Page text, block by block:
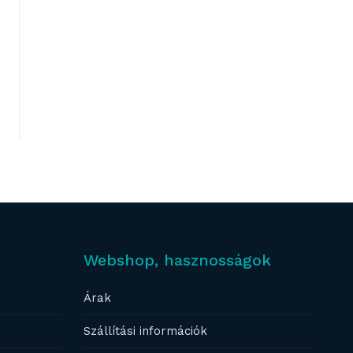
Webshop, hasznosságok
Árak
Szállítási információk